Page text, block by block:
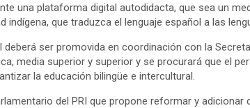
una plataforma digital autodidacta, que sea un
indígena, que traduzca el lenguaje español a las
deberá ser promovida en coordinación con la
media superior y superior y se procurará que el
la educación bilingüe e intercultural.
del PRI que propone reformar y